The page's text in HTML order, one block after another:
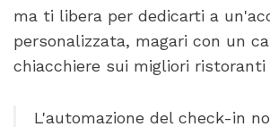
ma ti libera per dedicarti a
personalizzata, magari con un
chiacchiere sui migliori ristoranti
L'automazione del check-in